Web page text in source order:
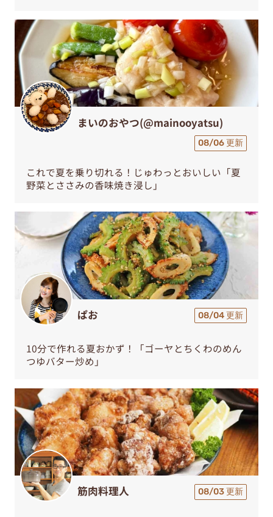
まいのおやつ(@mainooyatsu)
08/06 更新
これで夏を乗り切れる！じゅわっとおいしい「夏
野菜とささみの香味焼き浸し」
ぱお 08/04 更新
10分で作れる夏おかず！「ゴーヤとちくわのめん
つゆバター炒め」
筋肉料理人 08/03 更新